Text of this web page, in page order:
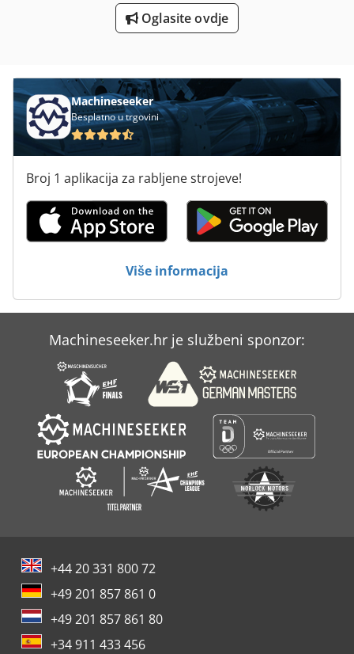
Oglasite ovdje
Machineseeker
Besplatno u trgovini
Broj 1 aplikacija za rabljene strojeve!
Više informacija
Machineseeker.hr je službeni sponzor:
+44 20 331 800 72
+49 201 857 861 0
+49 201 857 861 80
+34 911 433 456